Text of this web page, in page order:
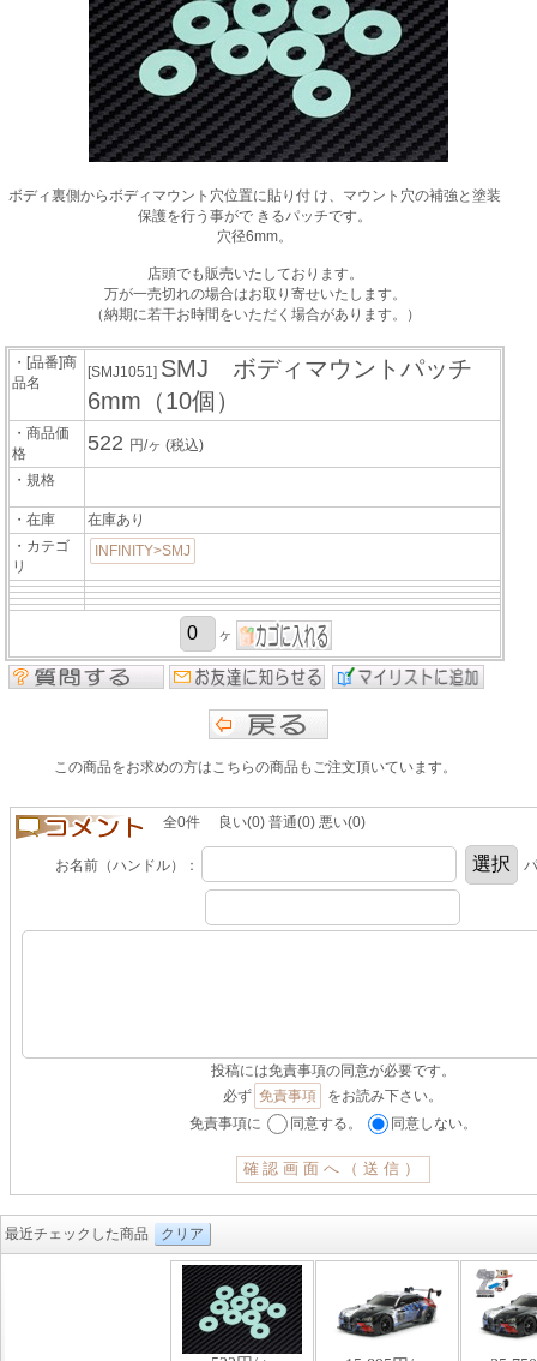
ボディ裏側からボディマウント穴位置に貼り付 け、マウント穴の補強と塗装
保護を行う事がで きるパッチです。
穴径6mm。
店頭でも販売いたしております。
万が一売切れの場合はお取り寄せいたします。
（納期に若干お時間をいただく場合があります。）
・[品番]商
品名
[SMJ1051] SMJ ボディマウントパッチ
6mm（10個）
・商品価
格
522 円/ヶ(税込)
・規格
・在庫
在庫あり
・カテゴ
リ
INFINITY>SMJ
ヶ
この商品をお求めの方はこちらの商品もご注文頂いています。
全0件 良い(0) 普通(0) 悪い(0)
お名前（ハンドル）：
投稿には免責事項の同意が必要です。
必ず 免責事項
をお読み下さい。
免責事項に
同意する。 同意しない。
最近チェックした商品 クリア